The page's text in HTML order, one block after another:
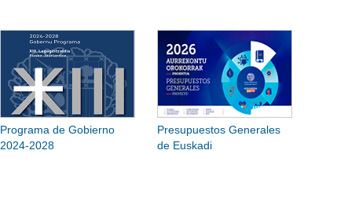
Programa de Gobierno
2024-2028
Presupuestos Generales
de Euskadi